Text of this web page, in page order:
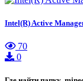
Intel(R) Active
70
0